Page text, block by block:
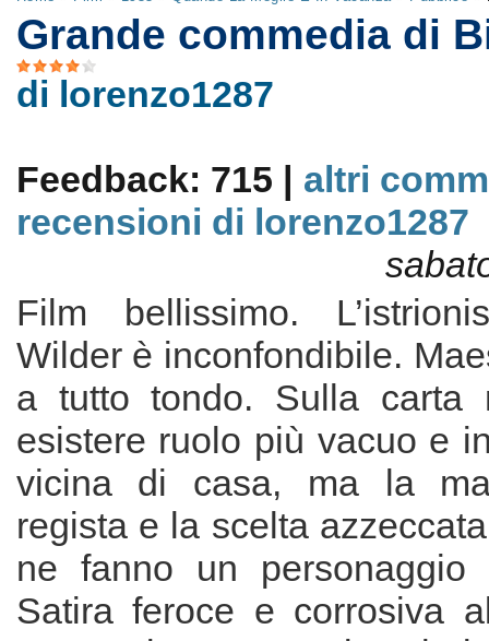
Grande commedia di
di lorenzo1287
Feedback: 715 | altri
recensioni di lorenzo1287
Film bellissimo.
Wilder è inconfondibile.
a tutto tondo. Sulla carta
esistere ruolo più vacuo e
vicina di casa, ma la
regista e la scelta
ne fanno un personaggio
Satira feroce e corrosiva